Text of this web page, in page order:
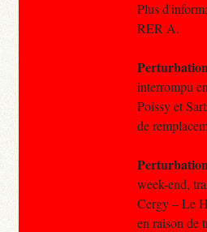
Plus
RER A.
interrompu
Poissy et
de
week-end,
Cergy – Le
en raison de